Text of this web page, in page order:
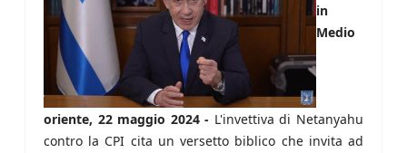
in
Medio
oriente, 22 maggio 2024 - L'invettiva di Netanyahu
contro la CPI cita un versetto biblico che invita ad